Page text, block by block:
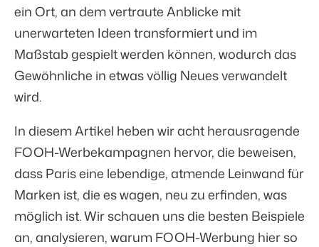
ein Ort, an dem vertraute Anblicke mit
unerwarteten Ideen transformiert und im
Maßstab gespielt werden können, wodurch das
Gewöhnliche in etwas völlig Neues verwandelt
wird.
In diesem Artikel heben wir acht herausragende
FOOH-Werbekampagnen hervor, die beweisen,
dass Paris eine lebendige, atmende Leinwand für
Marken ist, die es wagen, neu zu erfinden, was
möglich ist. Wir schauen uns die besten Beispiele
an, analysieren, warum FOOH-Werbung hier so